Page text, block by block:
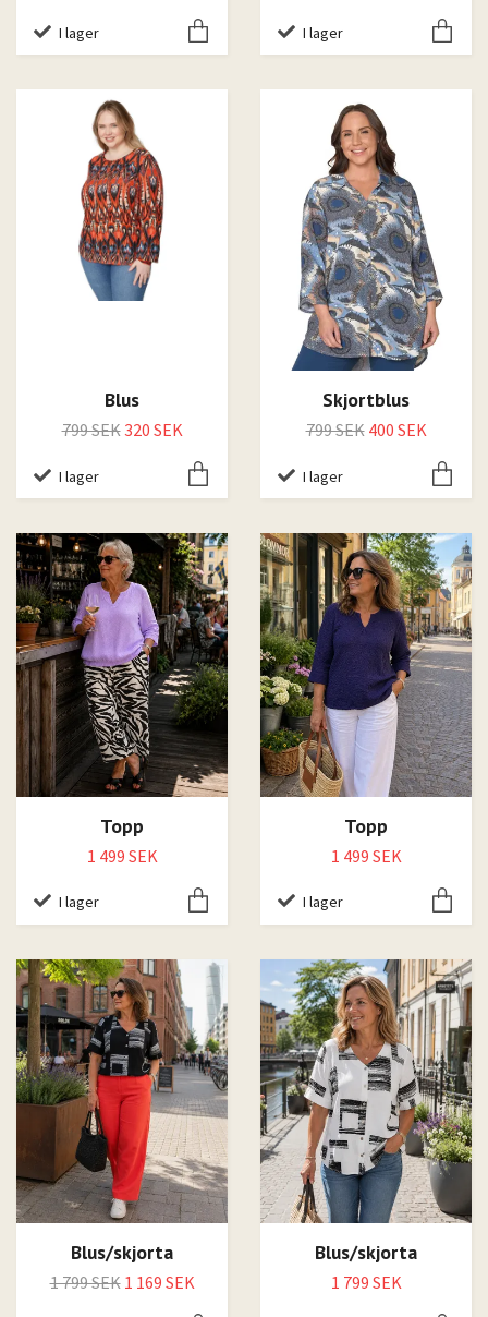
I lager I lager
Blus
799 SEK320 SEK
I lager
Skjortblus
799 SEK 400 SEK
I lager
Topp
1 499 SEK
I lager
Topp
1 499 SEK
I lager
Blus/skjorta
1 799 SEK 1 169 SEK
Blus/skjorta
1 799 SEK